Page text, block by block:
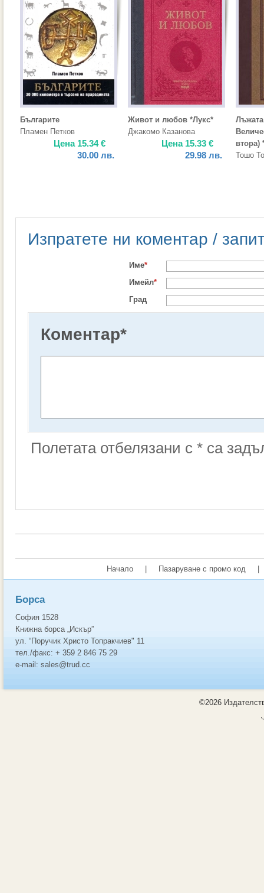
Българите
Пламен Петков
Цена 15.34€
30.00 лв.
Живот и любов *Лукс*
Джакомо Казанова
Цена 15.33 €
29.98 лв.
втора)
Тошо
Изпратете ни коментар /
Име*
Имейл*
Град
Коментар*
Полетата отбелязани с * са
Начало Пазаруване с промо код
Борса
София 1528
Книжна борса „Искър”
ул. “Поручик Христо Топракчиев" 11
тел./факс: + 359 2 846 75 29
e-mail: sales@trud.cc
©2026